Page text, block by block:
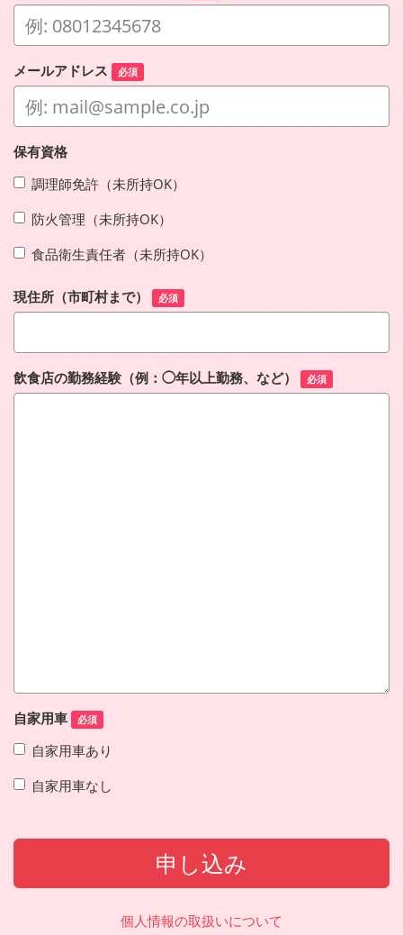
メールアドレス 必須
保有資格
調理師免許（未所持OK）
防火管理（未所持OK）
食品衛生責任者（未所持OK）
現住所（市町村まで） 必須
飲食店の勤務経験（例：◯年以上勤務、など） 必須
自家用車 必須
自家用車あり
自家用車なし
申し込み
個人情報の取扱いについて